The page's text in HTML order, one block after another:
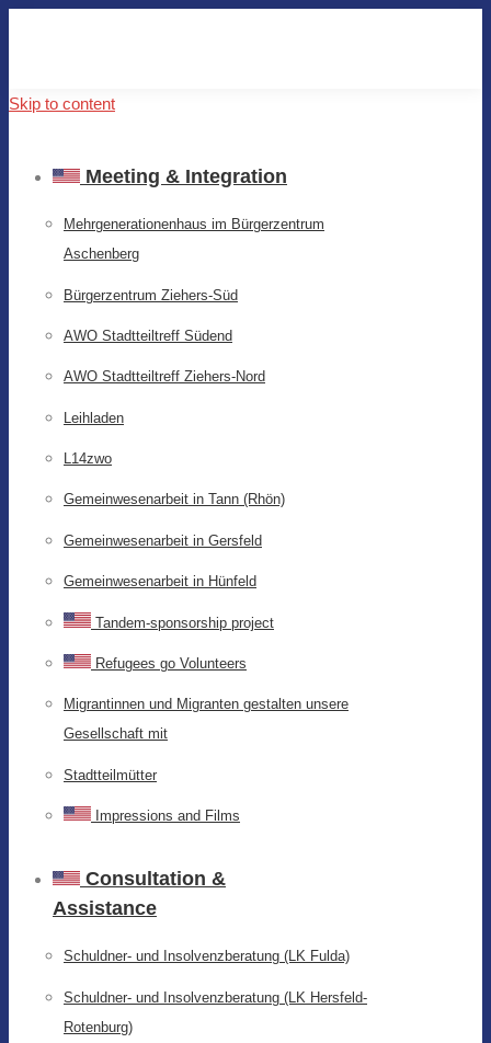
Skip to content
Meeting & Integration
Mehrgenerationenhaus im Bürgerzentrum
Aschenberg
Bürgerzentrum Ziehers-Süd
AWO Stadtteiltreff Südend
AWO Stadtteiltreff Ziehers-Nord
Leihladen
L14zwo
Gemeinwesenarbeit in Tann (Rhön)
Gemeinwesenarbeit in Gersfeld
Gemeinwesenarbeit in Hünfeld
Tandem-sponsorship project
Refugees go Volunteers
Migrantinnen und Migranten gestalten unsere
Gesellschaft mit
Stadtteilmütter
Impressions and Films
Consultation &
Assistance
Schuldner- und Insolvenzberatung (LK Fulda)
Schuldner- und Insolvenzberatung (LK Hersfeld-
Rotenburg)